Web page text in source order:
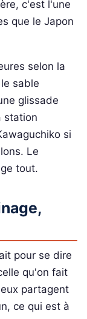
c'est l'une
que le Japon
selon la
sable
glissade
station
si
Le
tout.
pour se dire
qu'on fait
partagent
ce qui est à